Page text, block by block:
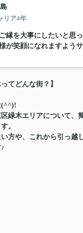
リア4年
縁を大事にしたいと思っ
が笑顔になれますよう
てどんな街？】
(^^)!
緑木エリアについて、
。
方や、これから引っ越